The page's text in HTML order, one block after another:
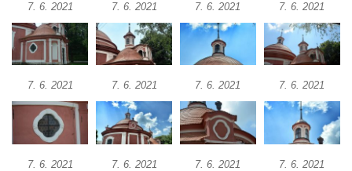
Výklenková kaple Piety ve Svojkově
Kostel Nejsvětější Trojice ve Velenicích
Kostel svatých Petra a Pavla v Semilech
Kostel Nanebevzetí Panny Marie (St. Mariä
Himmelfahrt) v Schirgiswalde
7. 6. 2021 7. 6. 2021 7. 6. 2021 7. 6. 2021
7. 6. 2021 7. 6. 2021 7. 6. 2021 7. 6. 2021
7. 6. 2021 7. 6. 2021 7. 6. 2021 7. 6. 2021